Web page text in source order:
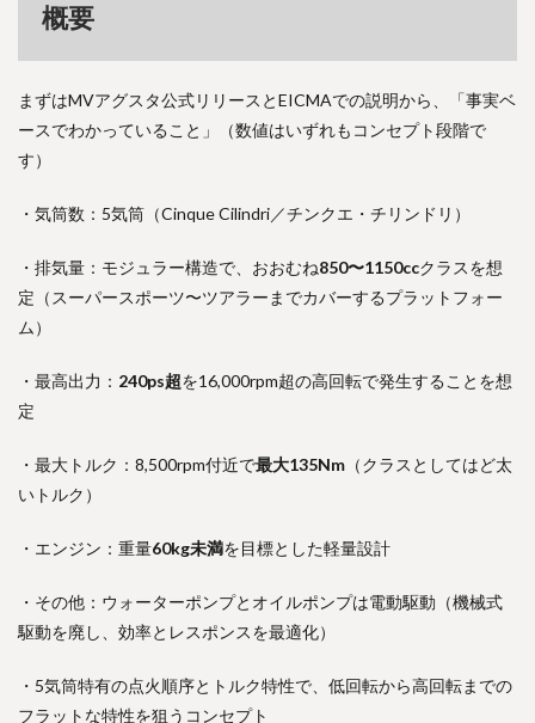
概要
まずはMVアグスタ公式リリースとEICMAでの説明から、「事実ベ
ースでわかっていること」（数値はいずれもコンセプト段階で
す）
・気筒数：5気筒（Cinque Cilindri／チンクエ・チリンドリ）
・排気量：モジュラー構造で、おおむね850〜1150ccクラスを想
定（スーパースポーツ〜ツアラーまでカバーするプラットフォー
ム）
・最高出力： 240ps超を16,000rpm超の高回転で発生することを想
定
・最大トルク：8,500rpm付近で最大135Nm （クラスとしてはど太
いトルク）
・エンジン：重量60kg未満を目標とした軽量設計
・その他：ウォーターポンプとオイルポンプは電動駆動（機械式
駆動を廃し、効率とレスポンスを最適化）
・5気筒特有の点火順序とトルク特性で、低回転から高回転までの
フラットな特性を狙うコンセプト